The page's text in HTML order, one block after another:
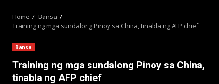
Home
Bansa
Training ng mga sundalong Pinoy sa China, tinabla ng AFP chief
Bansa
Training ng mga sundalong Pinoy sa China,
tinabla ng AFP chief